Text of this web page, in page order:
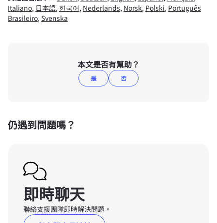
Italiano, 日本語, 한국어, Nederlands, Norsk, Polski, Português
Brasileiro, Svenska
本文是否有幫助？
是 否
仍遇到問題嗎？
即時聊天
聯絡支援團隊即時解決問題。